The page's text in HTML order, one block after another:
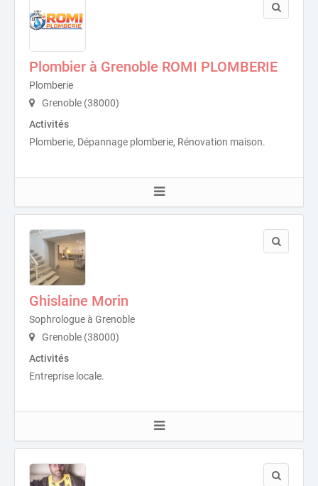
Plombier à Grenoble ROMI PLOMBERIE
Plomberie
Grenoble (38000)
Activités
Plomberie, Dépannage plomberie, Rénovation maison.
Ghislaine Morin
Sophrologue à Grenoble
Grenoble (38000)
Activités
Entreprise locale.